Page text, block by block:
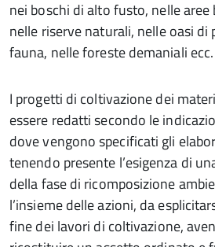
nei boschi di alto fusto, nelle aree
nelle riserve naturali, nelle oasi di
fauna, nelle foreste demaniali ecc.
I progetti di coltivazione dei
essere redatti secondo le
dove vengono specificati gli
tenendo presente l’esigenza di
della fase di ricomposizione
l’insieme delle azioni, da
fine dei lavori di coltivazione,